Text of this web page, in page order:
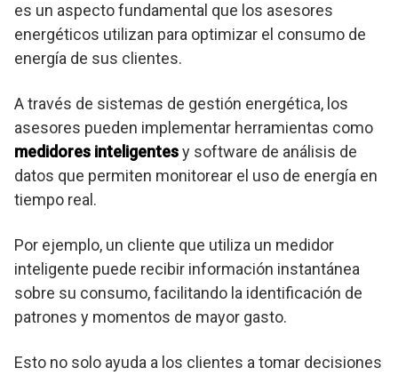
es un aspecto fundamental que los asesores
energéticos utilizan para optimizar el consumo de
energía de sus clientes.
A través de sistemas de gestión energética, los
asesores pueden implementar herramientas como
medidores inteligentesy software de análisis de
datos que permiten monitorear el uso de energía en
tiempo real.
Por ejemplo, un cliente que utiliza un medidor
inteligente puede recibir información instantánea
sobre su consumo, facilitando la identificación de
patrones y momentos de mayor gasto.
Esto no solo ayuda a los clientes a tomar decisiones